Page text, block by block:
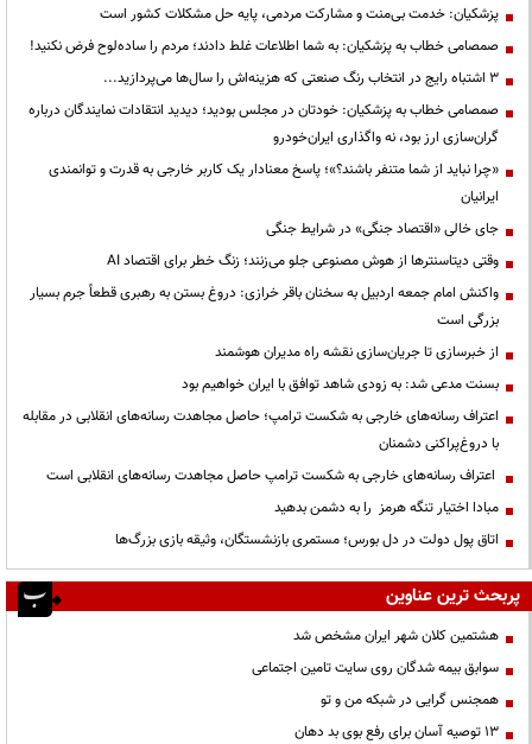
پزشکیان: خدمت بی‌منت و مشارکت مردمی، پایه حل مشکلات کشور است
صمصامی خطاب به پزشکیان: به شما اطلاعات غلط دادند؛ مردم را ساده‌لوح فرض نکنید!
3 اشتباه رایج در انتخاب رنگ صنعتی که هزینه‌اش را سال‌ها می‌پردازید...
صمصامی خطاب به پزشکیان: خودتان در مجلس بودید؛ دیدید انتقادات نمایندگان درباره
گران‌سازی ارز بود، نه واگذاری ایران‌خودرو
«چرا نباید از شما متنفر باشند؟»؛ پاسخ معنادار یک کاربر خارجی به قدرت و توانمندی
ایرانیان
جای خالی «اقتصاد جنگی» در شرایط جنگی
وقتی دیتاسنترها از هوش مصنوعی جلو می‌زنند؛ زنگ خطر برای اقتصاد AI
واکنش امام جمعه اردبیل به سخنان باقر خرازی: دروغ بستن به رهبری قطعاً جرم بسیار
بزرگی است
از خبرسازی تا جریان‌سازی نقشه راه مدیران هوشمند
بسنت مدعی شد: به زودی شاهد توافق با ایران خواهیم بود
اعتراف رسانه‌های خارجی به شکست ترامپ؛ حاصل مجاهدت رسانه‌های انقلابی در مقابله
با دروغ‌پراکنی دشمنان
اعتراف رسانه‌های خارجی به شکست ترامپ حاصل مجاهدت رسانه‌های انقلابی است
مبادا اختیار تنگه هرمز را به دشمن بدهید
اتاق پول دولت در دل بورس؛ مستمری بازنشستگان، وثیقه بازی بزرگ‌ها
پربحث ترین عناوین
هشتمین کلان شهر ایران مشخص شد
سوابق بیمه شدگان روی سایت تامین اجتماعی
همجنس گرایی در شبکه من و تو
13 توصیه آسان برای رفع بوی بد دهان